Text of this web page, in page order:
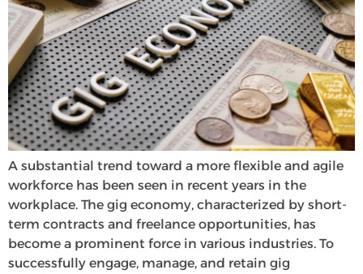
A substantial trend toward a more flexible and agile
workforce has been seen in recent years in the
workplace. The gig economy, characterized by short-
term contracts and freelance opportunities, has
become a prominent force in various industries. To
successfully engage, manage, and retain gig